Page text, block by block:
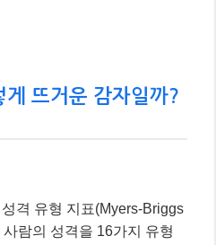
뜨거운 감자일까?
격 유형 지표(Myers-Briggs
람의 성격을 16가지 유형